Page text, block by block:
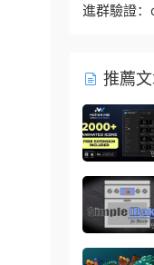
進群驗證
推薦